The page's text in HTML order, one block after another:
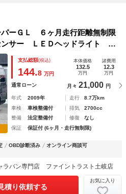
ーＧＬ ６ヶ月走行距離無制限
サー ＬＥＤヘッドライト 純
ォグランプ キーレスエント
Ｖ 電動格納ミラー 両側スラ
支払総額(税込)
144.8 万円
本体価格
132.5
万円
諸費用
12.3
万円
通常ローン 月々 21,000 円
年式 2009年 走行
8.7万km
車検
車検整備付 排気
2700cc
整備
法定整備付 修復
なし
保証
保証付 (6ヶ月・走行無制限)
OBD診断済み
オンライン商談可
ラバン専門店 ファイントラスト土岐店
積り依頼する
お気に入り